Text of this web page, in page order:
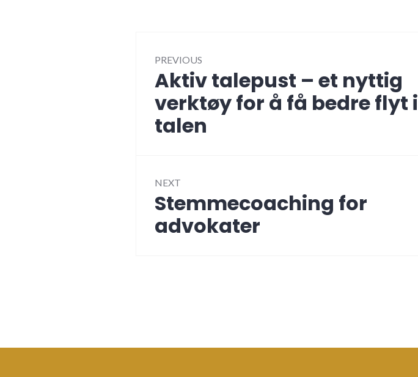
PREVIOUS
Previous
post:
Aktiv talepust – et nyttig
verktøy for å få bedre flyt i
talen
NEXT
Next
post:
Stemmecoaching for
advokater